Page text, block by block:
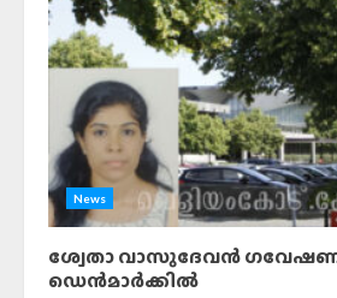
News
ശ്വേതാ വാസുദേവൻ
ഡെൻമാർക്കിൽ